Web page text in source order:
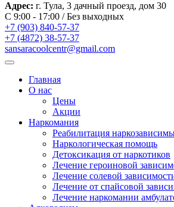
Адрес: г. Тула, 3 дачный проезд, дом 30
C 9:00 - 17:00 / Без выходных
+7 (903) 840-57-37
+7 (4872) 38-57-37
sansaracoolcentr@gmail.com
Главная
О нас
Цены
Акции
Наркомания
Реабилитация
Наркологическая помощь
Детоксикация от наркотиков
Лечение героиновой
Лечение солевой
Лечение от спайсовой
Лечение наркомании